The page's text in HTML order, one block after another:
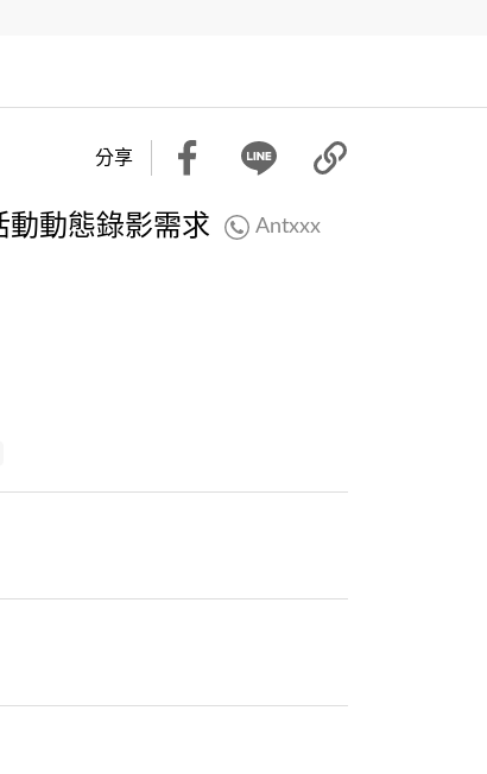
分享
動動態錄影需求 Antxxx